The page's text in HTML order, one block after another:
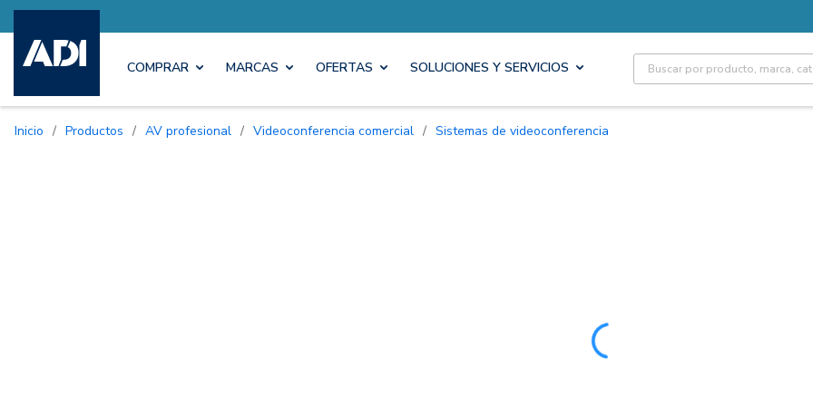
COMPRAR MARCAS OFERTAS SOLUCIONES Y SERVICIOS Site Search
Inicio / Productos / AV profesional / Videoconferencia comercial / Sistemas de videoconferencia